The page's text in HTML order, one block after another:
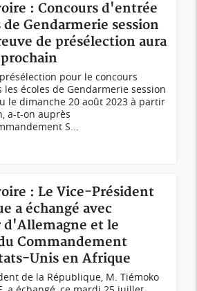
: Concours d'entrée
de Gendarmerie session
de présélection aura
présélection pour le concours
les écoles de Gendarmerie session
le dimanche 20 août 2023 à partir
a-t-on auprès
S...
: Le Vice-Président
a échangé avec
d'Allemagne et le
Commandement
Unis en Afrique
de la République, M. Tiémoko